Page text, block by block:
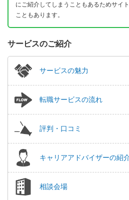
にご紹介してしまうこともあるためサイ
こともあります。
サービスのご紹介
サービスの魅力
転職サービスの流れ
評判・口コミ
キャリアアドバイザーの紹
相談会場